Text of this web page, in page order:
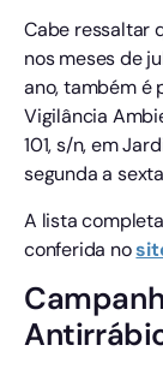
Cabe ressaltar
nos meses de
ano, também é
Vigilância
101, s/n, em
segunda a
A lista
conferida no